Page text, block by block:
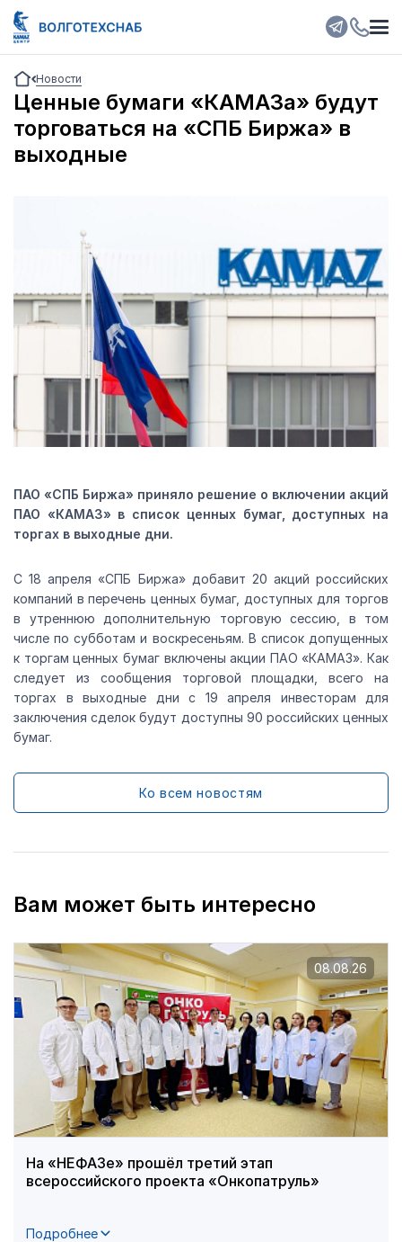
Новости
Ценные бумаги «КАМАЗа» будут
торговаться на «СПБ Биржа» в
выходные
ПАО «СПБ Биржа» приняло решение о включении акций
ПАО «КАМАЗ» в список ценных бумаг, доступных на
торгах в выходные дни.
С 18 апреля «СПБ Биржа» добавит 20 акций российских
компаний в перечень ценных бумаг, доступных для торгов
в утреннюю дополнительную торговую сессию, в том
числе по субботам и воскресеньям. В список допущенных
к торгам ценных бумаг включены акции ПАО «КАМАЗ». Как
следует из сообщения торговой площадки, всего на
торгах в выходные дни с 19 апреля инвесторам для
заключения сделок будут доступны 90 российских ценных
бумаг.
Ко всем новостям
Вам может быть интересно
На «НЕФАЗе» прошёл третий этап
всероссийского проекта «Онкопатруль»
Подробнее
08.08.26